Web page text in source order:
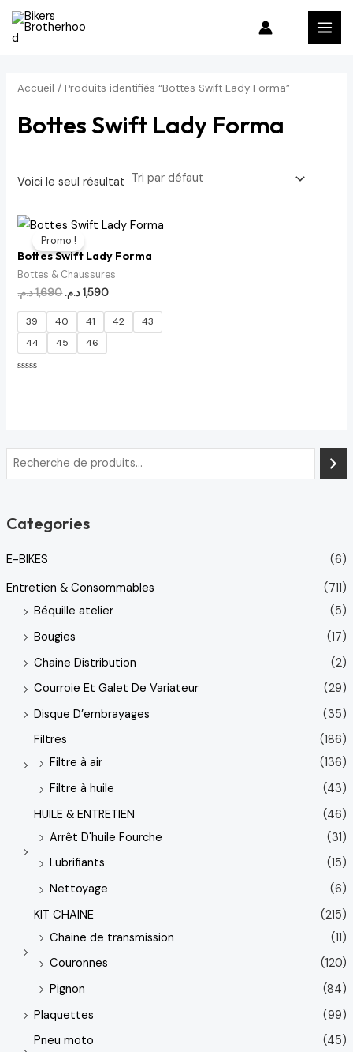
Aller
Categories
E-BIKES
(6)
Entretien & Consommables
(711)
Béquille atelier
(5)
Bougies
(17)
Chaine Distribution
(2)
Courroie Et Galet De Variateur
(29)
Disque D’embrayages
(35)
Filtres
(186)
Filtre à air
(136)
Filtre à huile
(43)
HUILE & ENTRETIEN
(46)
Arrêt D'huile Fourche
(31)
Lubrifiants
(15)
Nettoyage
(6)
KIT CHAINE
(215)
Chaine de transmission
(11)
Couronnes
(120)
Pignon
(84)
Plaquettes
(99)
Pneu moto
(45)
Accueil / Produits identifiés “Bottes Swift Lady Forma”
Bottes Swift Lady Forma
Voici le seul résultat
Promo !
Bottes Swift Lady Forma
Bottes & Chaussures
1,690د.م.
Le
prix
initial
était :
1,690 د.م..
1,590 د.م.
Le
prix
est :
39 40 41 42
43
44
45 46